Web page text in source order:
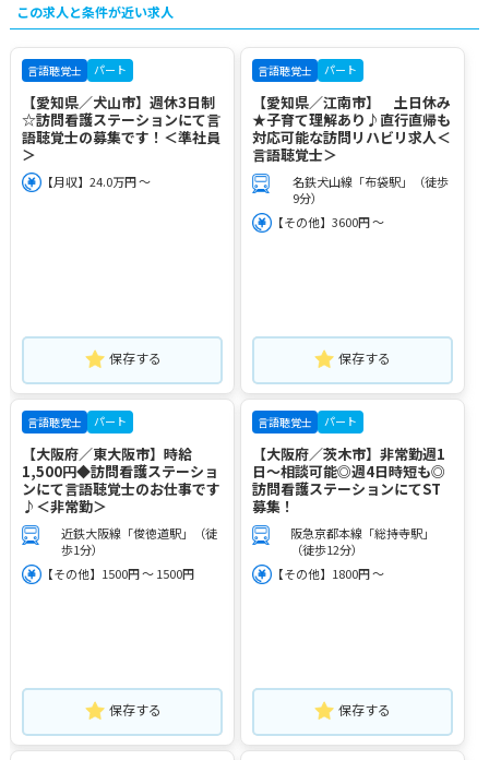
この求人と条件が近い求人
言語聴覚士 パート
【愛知県／犬山市】週休3日制
☆訪問看護ステーションにて言
語聴覚士の募集です！＜準社員
＞
【月収】24.0万円 ～
保存する
言語聴覚士 パート
【愛知県／江南市】 土日休み
★子育て理解あり♪直行直帰も
対応可能な訪問リハビリ求人＜
言語聴覚士＞
名鉄犬山線「布袋駅」（徒歩
9分）
【その他】3600円 ～
保存する
言語聴覚士 パート
【大阪府／東大阪市】時給
1,500円◆訪問看護ステーショ
ンにて言語聴覚士のお仕事です
♪＜非常勤＞
近鉄大阪線「俊徳道駅」（徒
歩1分）
【その他】1500円 ～ 1500円
保存する
言語聴覚士 パート
【大阪府／茨木市】非常勤週1
日～相談可能◎週4日時短も◎
訪問看護ステーションにてST
募集！
阪急京都本線「総持寺駅」
（徒歩12分）
【その他】1800円 ～
保存する